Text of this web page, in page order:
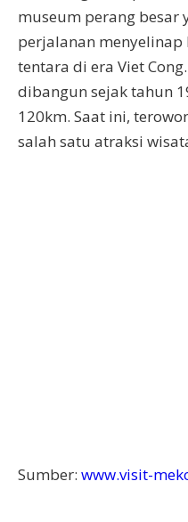
museum perang besar
perjalanan
tentara di era Viet
dibangun sejak tahun
120km. Saat ini,
salah satu atraksi
Sumber: www.visit-